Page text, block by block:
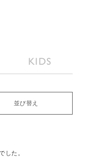
KIDS
並び替え
した。